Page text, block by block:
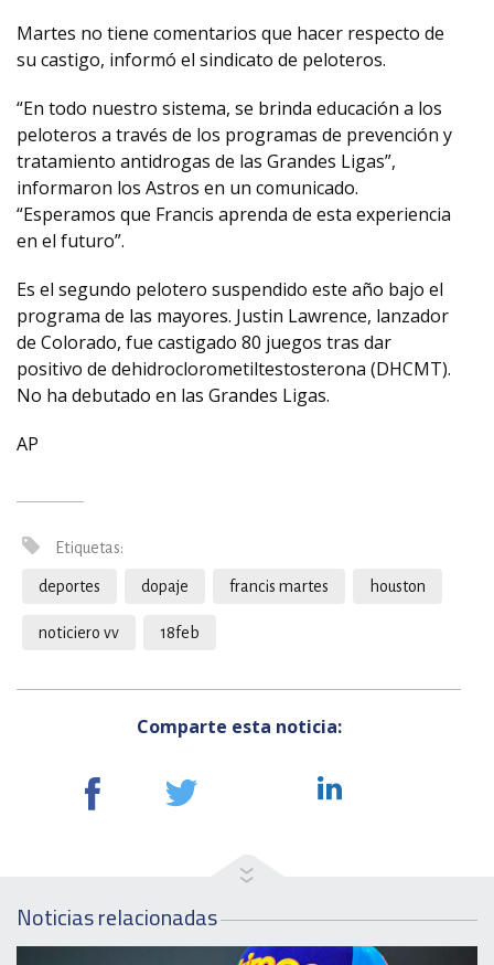
Martes no tiene comentarios que hacer respecto de
su castigo, informó el sindicato de peloteros.
“En todo nuestro sistema, se brinda educación a los
peloteros a través de los programas de prevención y
tratamiento antidrogas de las Grandes Ligas”,
informaron los Astros en un comunicado.
“Esperamos que Francis aprenda de esta experiencia
en el futuro”.
Es el segundo pelotero suspendido este año bajo el
programa de las mayores. Justin Lawrence, lanzador
de Colorado, fue castigado 80 juegos tras dar
positivo de dehidroclorometiltestosterona (DHCMT).
No ha debutado en las Grandes Ligas.
AP
Etiquetas:
deportes dopaje francis martes houston
noticiero vv 18feb
Comparte esta noticia:
Noticias relacionadas